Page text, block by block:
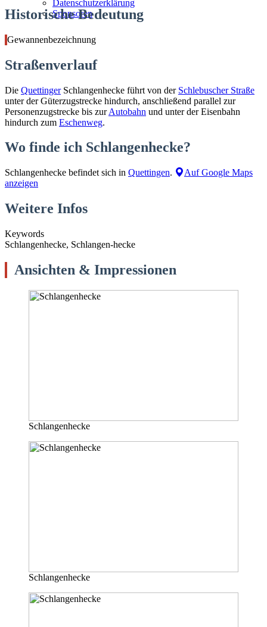
Datenschutzerklärung
Sponsoren
Historische Bedeutung
Gewannenbezeichnung
Straßenverlauf
Die QuettingerSchlangenhecke führt von der Schlebuscher Straße
unter der Güterzugstrecke hindurch, anschließend parallel zur
Personenzugstrecke bis zurAutobahn und unter der Eisenbahn
hindurch zum Eschenweg.
Wo finde ich Schlangenhecke?
Schlangenhecke befindet sich in Quettingen.
Auf Google Maps
anzeigen
Weitere Infos
Keywords
Schlangenhecke, Schlangen-hecke
Ansichten & Impressionen
Schlangenhecke
Schlangenhecke